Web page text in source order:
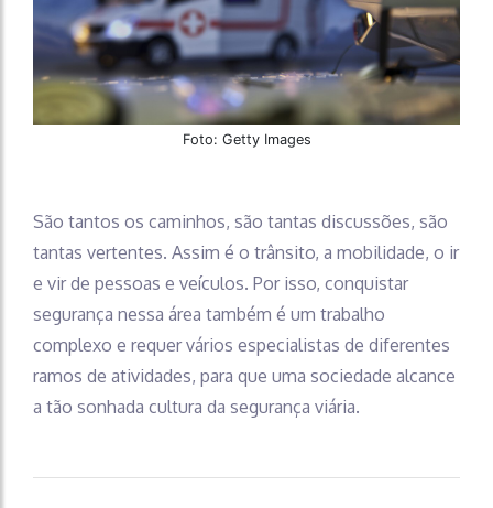
Foto: Getty Images
São tantos os caminhos, são tantas discussões, são
tantas vertentes. Assim é o trânsito, a mobilidade, o ir
e vir de pessoas e veículos. Por isso, conquistar
segurança nessa área também é um trabalho
complexo e requer vários especialistas de diferentes
ramos de atividades, para que uma sociedade alcance
a tão sonhada cultura da segurança viária.